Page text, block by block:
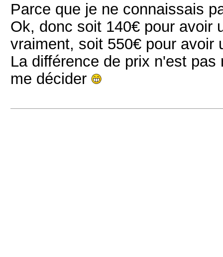
Parce que je ne connaissais
Ok, donc soit 140€ pour avoir
vraiment, soit 550€ pour avoir
La différence de prix n'est
me décider